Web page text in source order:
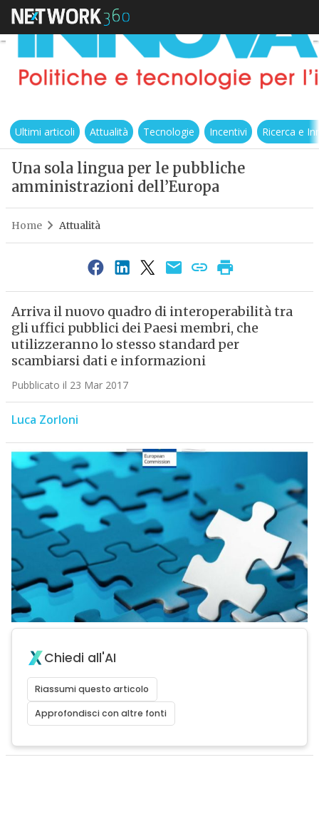
Ultimi articoli Attualità Tecnologie Incentivi Ricerca e
Una sola lingua per le pubbliche
amministrazioni dell’Europa
Home Attualità
Arriva il nuovo quadro di interoperabilità tra
gli uffici pubblici dei Paesi membri, che
utilizzeranno lo stesso standard per
scambiarsi dati e informazioni
Pubblicato il 23 Mar 2017
Luca Zorloni
Chiedi all'AI
Riassumi questo articolo
Approfondisci con altre fonti